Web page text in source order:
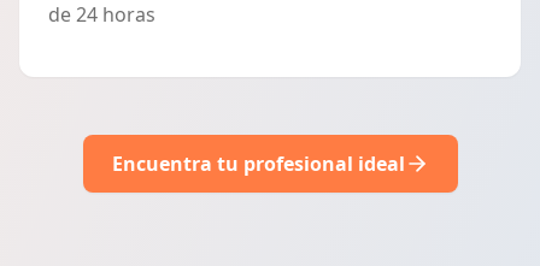
de 24 horas
Encuentra tu profesional ideal